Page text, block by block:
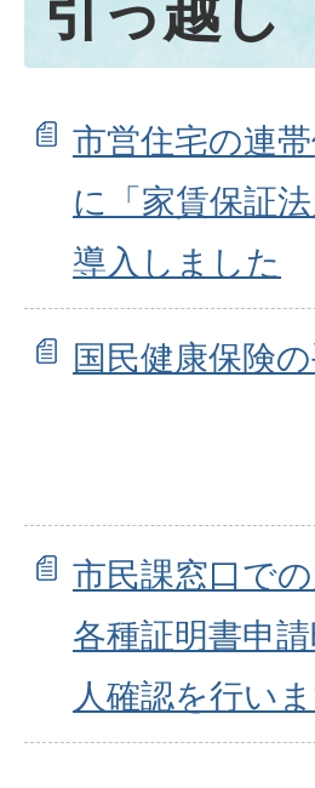
市営住宅の連
に「家賃保証
導入しました
国民健康保険
市民課窓口で
各種証明書申
人確認を行い